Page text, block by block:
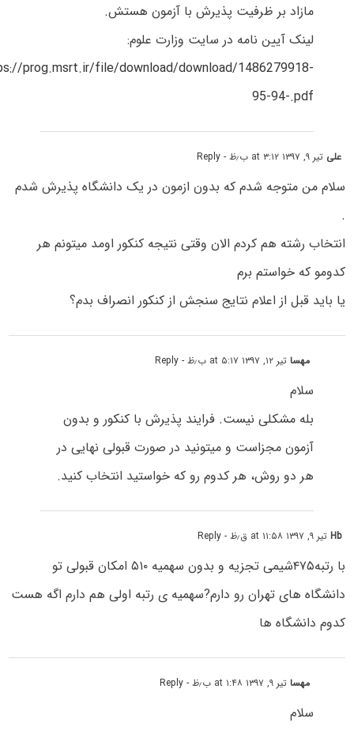
مازاد بر ظرفیت پذیرش با آزمون هستش.
لینک آیین نامه در سایت وزارت علوم:
prog.msrt.ir/file/download/download/1486279918-
95-94-.pdf
علی تیر ۹, ۱۳۹۷ at ۳:۱۲ ب٫ظ - Reply
سلام من متوجه شدم که بدون ازمون در یک دانشگاه پذیرش شدم
.
انتخاب رشته هم کردم الان وقتی نتیجه کنکور اومد میتونم هر
کدومو که خواستم برم
یا باید قبل از اعلام نتایج سنجش از کنکور انصراف بدم؟
مهساتیر ۱۲, ۱۳۹۷ at ۵:۱۷ ب٫ظ - Reply
سلام
بله مشکلی نیست. فرایند پذیرش با کنکور و بدون
آزمون مجزاست و میتونید در صورت قبولی نهایی در
هر دو روش، هر کدوم رو که خواستید انتخاب کنید.
Hbتیر ۹, ۱۳۹۷ at ۱۱:۵۸ ق٫ظ - Reply
با رتبه۴۷۵شیمی تجزیه و بدون سهمیه ۵۱۰ امکان قبولی تو
دانشگاه های تهران رو دارم?سهمیه ی رتبه اولی هم دارم اگه هست
کدوم دانشگاه ها
مهساتیر ۹, ۱۳۹۷ at ۱:۴۸ ب٫ظ - Reply
سلام